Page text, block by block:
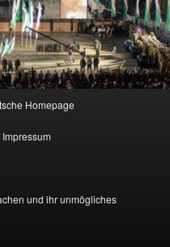
Homepage
Impressum
und ihr unmögliches